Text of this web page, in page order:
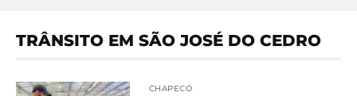
TRÂNSITO EM SÃO JOSÉ DO CEDRO
CHAPECÓ